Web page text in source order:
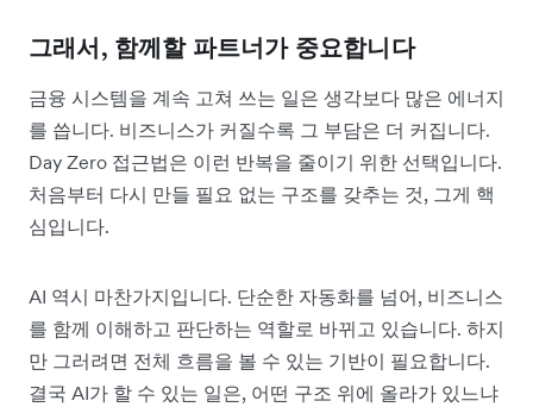
그래서, 함께할 파트너가 중요합니다
금융 시스템을 계속 고쳐 쓰는 일은 생각보다 많은 에너지
를 씁니다. 비즈니스가 커질수록 그 부담은 더 커집니다.
Day Zero 접근법은 이런 반복을 줄이기 위한 선택입니다.
처음부터 다시 만들 필요 없는 구조를 갖추는 것, 그게 핵
심입니다.
AI 역시 마찬가지입니다. 단순한 자동화를 넘어, 비즈니스
를 함께 이해하고 판단하는 역할로 바뀌고 있습니다. 하지
만 그러려면 전체 흐름을 볼 수 있는 기반이 필요합니다.
결국 AI가 할 수 있는 일은, 어떤 구조 위에 올라가 있느냐